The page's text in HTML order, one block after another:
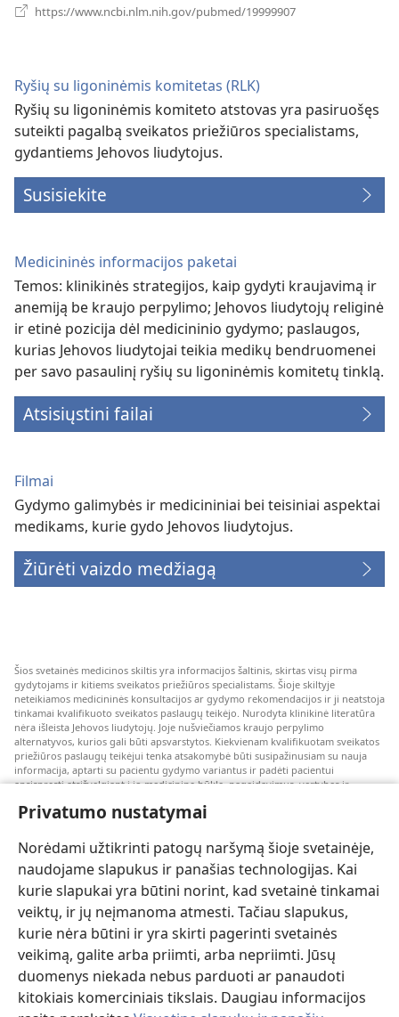
Privatumo nustatymai
Norėdami užtikrinti patogų naršymą šioje svetainėje,
naudojame slapukus ir panašias technologijas. Kai
kurie slapukai yra būtini norint, kad svetainė tinkamai
veiktų, ir jų neįmanoma atmesti. Tačiau slapukus,
kurie nėra būtini ir yra skirti pagerinti svetainės
veikimą, galite arba priimti, arba nepriimti. Jūsų
duomenys niekada nebus parduoti ar panaudoti
kitokiais komerciniais tikslais. Daugiau informacijos
https://www.ncbi.nlm.nih.gov/pubmed/19999907
Ryšių su ligoninėmis komitetas (RLK)
Ryšių su ligoninėmis komiteto atstovas yra pasiruošęs
suteikti pagalbą sveikatos priežiūros specialistams,
gydantiems Jehovos liudytojus.
Susisiekite
Medicininės informacijos paketai
Temos: klinikinės strategijos, kaip gydyti kraujavimą ir
anemiją be kraujo perpylimo; Jehovos liudytojų religinė
ir etinė pozicija dėl medicininio gydymo; paslaugos,
kurias Jehovos liudytojai teikia medikų bendruomenei
per savo pasaulinį ryšių su ligoninėmis komitetų tinklą.
Atsisiųstini failai
Filmai
Gydymo galimybės ir medicininiai bei teisiniai aspektai
medikams, kurie gydo Jehovos liudytojus.
Žiūrėti vaizdo medžiagą
Šios svetainės medicinos skiltis yra informacijos šaltinis, skirtas visų pirma
gydytojams ir kitiems sveikatos priežiūros specialistams. Šioje skiltyje
neteikiamos medicininės konsultacijos ar gydymo rekomendacijos ir ji neatstoja
tinkamai kvalifikuoto sveikatos paslaugų teikėjo. Nurodyta klinikinė literatūra
nėra išleista Jehovos liudytojų. Joje nušviečiamos kraujo perpylimo
alternatyvos, kurios gali būti apsvarstytos. Kiekvienam kvalifikuotam sveikatos
priežiūros paslaugų teikėjui tenka atsakomybė būti susipažinusiam su nauja
informacija, aptarti su pacientu gydymo variantus ir padėti pacientui
apsispręsti atsižvelgiant į jo medicininę būklę, pageidavimus, vertybes ir
netinkamos arba nepriimtinos.
į gydytoją arba kitą kvalifikuotą sveikatos priežiūros specialistą. Jeigu įtariate,
kad sergate, apsilankykite pas gydytoją.
Šios svetainės naudojimą reglamentuoja jos naudojimo sąlygos.
Pasirinkite režimą